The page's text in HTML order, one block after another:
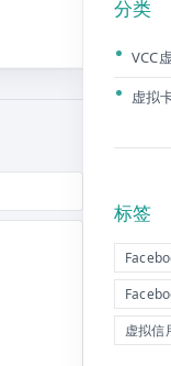
分类
VCC
虚拟
标签
虚拟信